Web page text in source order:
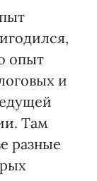
опыт
и
Там
разные